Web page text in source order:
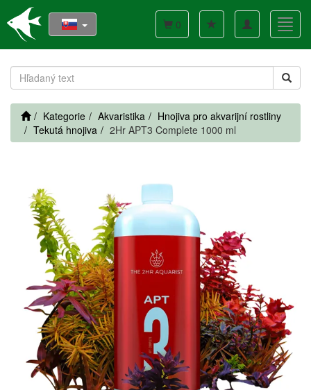
Toggle
navigation
0
Kategorie Akvaristika
Hnojiva pro akvarijní rostliny
Tekutá hnojiva
2Hr APT3 Complete 1000 ml